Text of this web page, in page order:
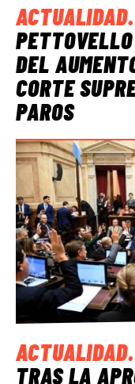
ACTUALIDAD.
DEL
CORTE
PAROS
ACTUALIDAD.
TRAS LA